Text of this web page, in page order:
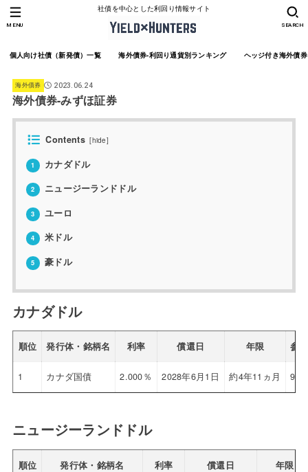
社債を中心とした利回り情報サイト
個人向け社債（新発債）一覧 海外債券-利回り通貨別ランキング ヘッジ付き海外債
SEARCH
MENU
海外債券 2023.06.24
海外債券-みずほ証券
Contents [hide]
1 カナダドル
2 ニュージーランドドル
3 ユーロ
4 米ドル
5 豪ドル
カナダドル
順位 発行体・銘柄名 利率 償還日 年限 参
1 カナダ国債 2.000％ 2028年6月1日 約4年11ヵ月
ニュージーランドドル
順位 発行体・銘柄名 利率 償還日 年限